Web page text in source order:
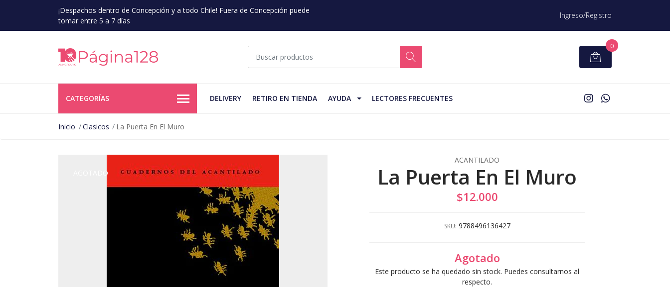
¡Despachos dentro de Concepción y a todo Chile! Fuera de Concepción puede
tomar entre 5 a 7 días
Ingreso/Registro
0
CATEGORÍAS DELIVERY RETIRO EN TIENDA AYUDA LECTORES FRECUENTES
Inicio Clasicos La Puerta En El Muro
AGOTADO
ACANTILADO
La Puerta En El Muro
$12.000
SKU: 9788496136427
Agotado
Este producto se ha quedado sin stock. Puedes consultarnos al
respecto.